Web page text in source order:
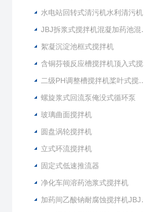
水电站回转式清污机水利清污机
JBJ拆浆式搅拌机混凝加药池混合型搅拌器
絮凝沉淀池框式搅拌机
含铜芬顿反应槽搅拌机顶入式搅拌器
二级PH调整槽搅拌机桨叶式搅拌器
螺旋浆式回流泵俺没式循环泵
玻璃曲面搅拌机
圆盘涡轮搅拌机
立式环流搅拌机
固定式低速推流器
净化车间溶药池浆式搅拌机
加药间乙酸钠耐腐蚀搅拌机JBJ-400